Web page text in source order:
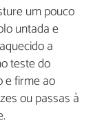
um pouco
untada e
a
teste do
e firme ao
ou passas à